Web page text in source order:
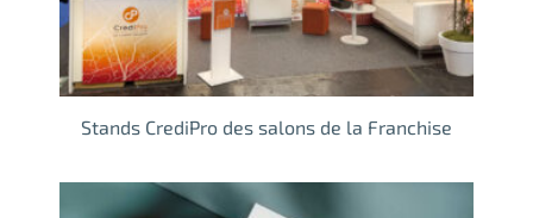
Stands CrediPro des salons de la Franchise